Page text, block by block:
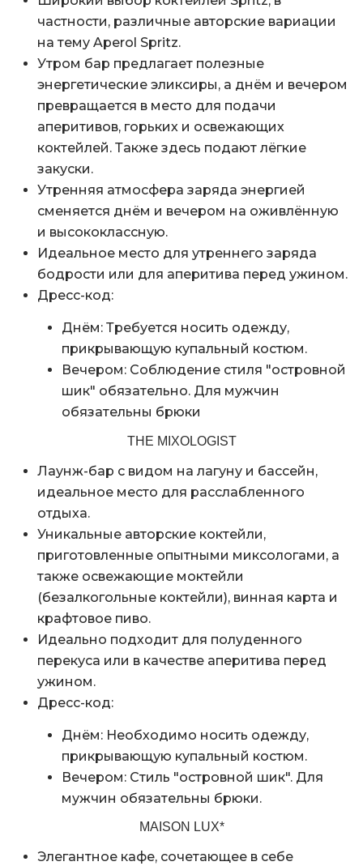
частности, различные авторские вариации
на тему Aperol Spritz.
Утром бар предлагает полезные
энергетические эликсиры, а днём и вечером
превращается в место для подачи
аперитивов, горьких и освежающих
коктейлей. Также здесь подают лёгкие
закуски.
Утренняя атмосфера заряда энергией
сменяется днём и вечером на оживлённую
и высококлассную.
Идеальное место для утреннего заряда
бодрости или для аперитива перед ужином.
Дресс-код:
Днём: Требуется носить одежду,
прикрывающую купальный костюм.
Вечером: Соблюдение стиля "островной
шик" обязательно. Для мужчин
обязательны брюки
THE MIXOLOGIST
Лаунж-бар с видом на лагуну и бассейн,
идеальное место для расслабленного
отдыха.
Уникальные авторские коктейли,
приготовленные опытными миксологами, а
также освежающие моктейли
(безалкогольные коктейли), винная карта и
крафтовое пиво.
Идеально подходит для полуденного
перекуса или в качестве аперитива перед
ужином.
Дресс-код:
Днём: Необходимо носить одежду,
прикрывающую купальный костюм.
Вечером: Стиль "островной шик". Для
мужчин обязательны брюки.
MAISON LUX*
Элегантное кафе, сочетающее в себе